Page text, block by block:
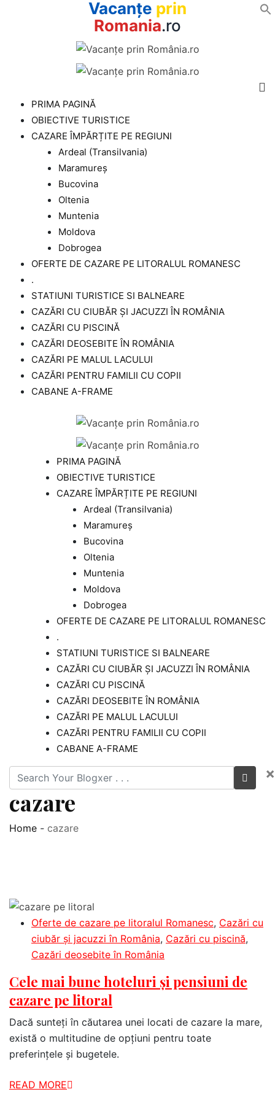
Vacanțe prin
Romania.ro
PRIMA PAGINĂ
OBIECTIVE TURISTICE
CAZARE ÎMPĂRȚITE PE REGIUNI
Ardeal (Transilvania)
Maramureș
Bucovina
Oltenia
Muntenia
Moldova
Dobrogea
OFERTE DE CAZARE PE LITORALUL ROMANESC
.
STATIUNI TURISTICE SI BALNEARE
CAZĂRI CU CIUBĂR ȘI JACUZZI ÎN ROMÂNIA
CAZĂRI CU PISCINĂ
CAZĂRI DEOSEBITE ÎN ROMÂNIA
CAZĂRI PE MALUL LACULUI
CAZĂRI PENTRU FAMILII CU COPII
CABANE A-FRAME
PRIMA PAGINĂ
OBIECTIVE TURISTICE
CAZARE ÎMPĂRȚITE PE REGIUNI
Ardeal (Transilvania)
Maramureș
Bucovina
Oltenia
Muntenia
Moldova
Dobrogea
OFERTE DE CAZARE PE LITORALUL ROMANESC
.
STATIUNI TURISTICE SI BALNEARE
CAZĂRI CU CIUBĂR ȘI JACUZZI ÎN ROMÂNIA
CAZĂRI CU PISCINĂ
CAZĂRI DEOSEBITE ÎN ROMÂNIA
CAZĂRI PE MALUL LACULUI
CAZĂRI PENTRU FAMILII CU COPII
CABANE A-FRAME
×
cazare
Home - cazare
Oferte de cazare pe litoralul Romanesc, Cazări cu
ciubăr și jacuzzi în România, Cazări cu piscină,
Cazări deosebite în România
Cele mai bune hoteluri și pensiuni de
cazare pe litoral
Dacă sunteți în căutarea unei locati de cazare la mare,
există o multitudine de opțiuni pentru toate
preferințele și bugetele.
READ MORE